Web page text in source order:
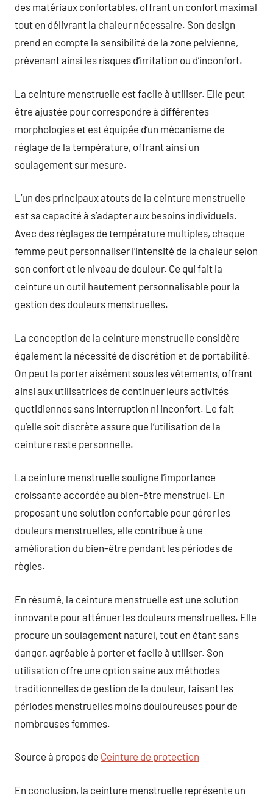
des matériaux confortables, offrant un confort maximal
tout en délivrant la chaleur nécessaire. Son design
prend en compte la sensibilité de la zone pelvienne,
prévenant ainsi les risques d’irritation ou d’inconfort.
La ceinture menstruelle est facile à utiliser. Elle peut
être ajustée pour correspondre à différentes
morphologies et est équipée d’un mécanisme de
réglage de la température, offrant ainsi un
soulagement sur mesure.
L’un des principaux atouts de la ceinture menstruelle
est sa capacité à s’adapter aux besoins individuels.
Avec des réglages de température multiples, chaque
femme peut personnaliser l’intensité de la chaleur selon
son confort et le niveau de douleur. Ce qui fait la
ceinture un outil hautement personnalisable pour la
gestion des douleurs menstruelles.
La conception de la ceinture menstruelle considère
également la nécessité de discrétion et de portabilité.
On peut la porter aisément sous les vêtements, offrant
ainsi aux utilisatrices de continuer leurs activités
quotidiennes sans interruption ni inconfort. Le fait
qu’elle soit discrète assure que l’utilisation de la
ceinture reste personnelle.
La ceinture menstruelle souligne l’importance
croissante accordée au bien-être menstruel. En
proposant une solution confortable pour gérer les
douleurs menstruelles, elle contribue à une
amélioration du bien-être pendant les périodes de
règles.
En résumé, la ceinture menstruelle est une solution
innovante pour atténuer les douleurs menstruelles. Elle
procure un soulagement naturel, tout en étant sans
danger, agréable à porter et facile à utiliser. Son
utilisation offre une option saine aux méthodes
traditionnelles de gestion de la douleur, faisant les
périodes menstruelles moins douloureuses pour de
nombreuses femmes.
Source à propos de Ceinture de protection
En conclusion, la ceinture menstruelle représente un